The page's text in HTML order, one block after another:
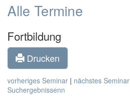
Alle Termine
Fortbildung
Drucken
vorheriges Seminar | nächstes Seminar
Suchergebnissenn